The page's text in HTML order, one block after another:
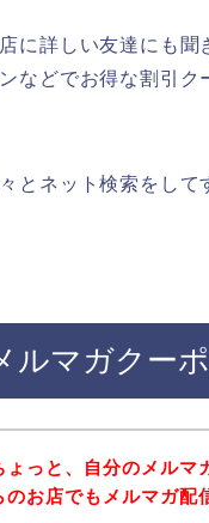
に詳しい友達にも
などでお得な割引
とネット検索をし
ルマガクー
ょっと、自分のメルマ
のお店でもメルマガ配